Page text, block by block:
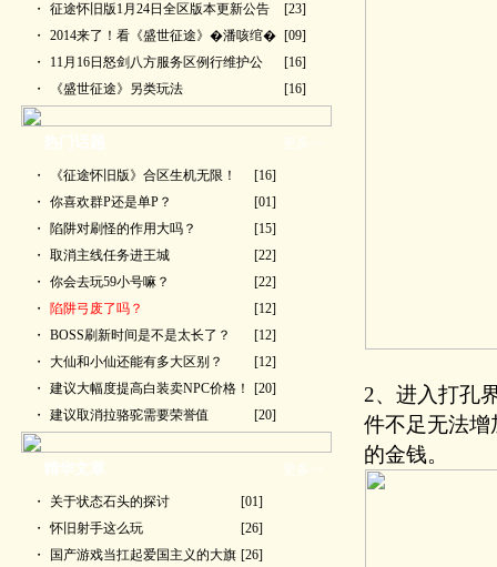
・
征途怀旧版1月24日全区版本更新公告
[23]
・
2014来了！看《盛世征途》�潘咳绾� [09]
・
11月16日怒剑八方服务区例行维护公
[16]
・
《盛世征途》另类玩法 [16]
・ 《征途怀旧版》合区生机无限！
[16]
・
你喜欢群P还是单P？
[01]
・
陷阱对刷怪的作用大吗？
[15]
・
取消主线任务进王城
[22]
・
你会去玩59小号嘛？
[22]
・
陷阱弓废了吗？
[12]
・
BOSS刷新时间是不是太长了？
[12]
・
大仙和小仙还能有多大区别？
[12]
・
建议大幅度提高白装卖NPC价格！
[20]
・
建议取消拉骆驼需要荣誉值 [20]
・ 关于状态石头的探讨
[01]
・
怀旧射手这么玩
[26]
・
国产游戏当扛起爱国主义的大旗 [26]
2、进入打孔
件不足无法
的金钱。